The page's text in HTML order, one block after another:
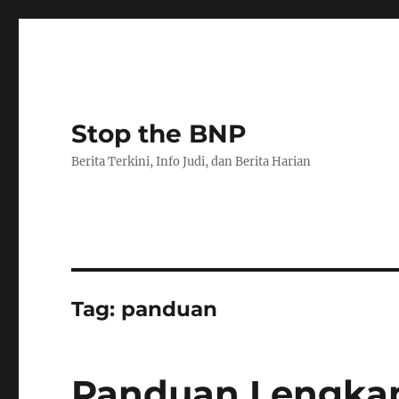
Stop the BNP
Berita Terkini, Info Judi, dan Berita Harian
Tag: panduan